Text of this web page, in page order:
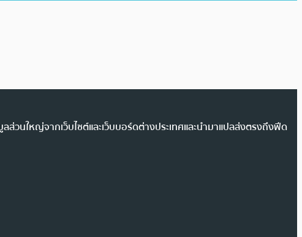
ส่วนใหญ่จากเว็บไซต์และเว็บบอร์ดต่างประเทศและนำมาแปลส่งตรงถึงฟีด